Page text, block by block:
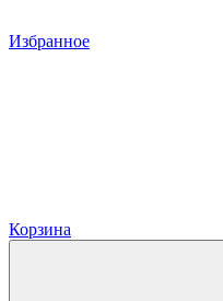
Избранное
Корзина